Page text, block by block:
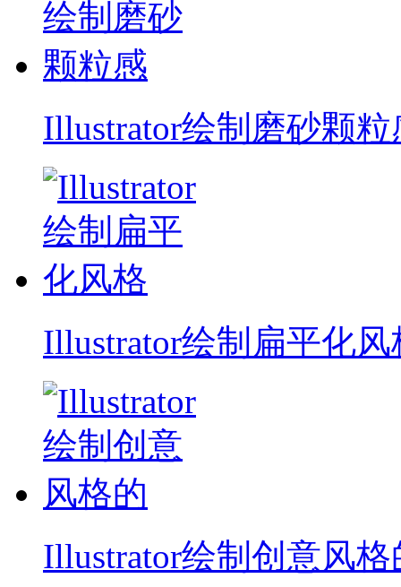
Illustrator绘制磨砂颗粒
Illustrator绘制扁平化风
Illustrator绘制创意风格